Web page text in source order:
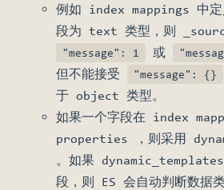
例如 index mappings 中定
段为 text 类型，则
"message": 1 或
但不能接受
"message": {}
于 object 类型。
如果一个字段在 index
properties ，则采用
。如果
段，则 ES 会自动判断数据